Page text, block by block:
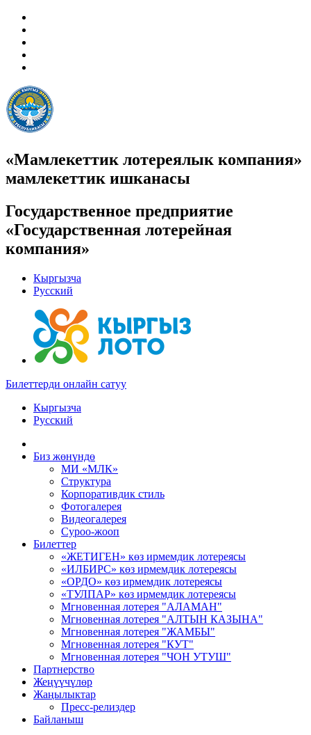
«Мамлекеттик лотереялык компания»
мамлекеттик ишканасы
Государственное предприятие
«Государственная лотерейная
компания»
Кыргызча
Русский
Билеттерди онлайн сатуу
Кыргызча
Русский
Биз жөнүндө
МИ «МЛК»
Структура
Корпоративдик стиль
Фотогалерея
Видеогалерея
Суроо-жооп
Билеттер
«ЖЕТИГЕН» көз ирмемдик лотереясы
«ИЛБИРС» көз ирмемдик лотереясы
«ОРДО» көз ирмемдик лотереясы
«ТУЛПАР» көз ирмемдик лотереясы
Мгновенная лотерея "АЛАМАН"
Мгновенная лотерея "АЛТЫН КАЗЫНА"
Мгновенная лотерея "ЖАМБЫ"
Мгновенная лотерея "КУТ"
Мгновенная лотерея "ЧОН УТУШ"
Партнерство
Жеңүүчүлөр
Жаңылыктар
Пресс-релиздер
Байланыш